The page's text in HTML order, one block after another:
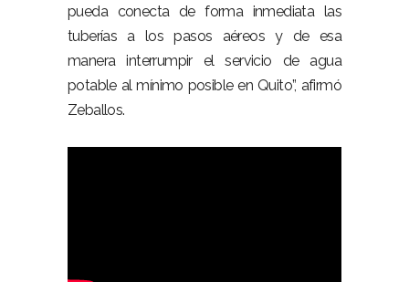
pueda conecta de forma inmediata las
tuberías a los pasos aéreos y de esa
manera interrumpir el servicio de agua
potable al mínimo posible en Quito”, afirmó
Zeballos.